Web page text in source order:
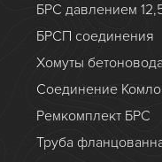
БРС давлением
БРСП соединения
Хомуты бетоновода
Соединение
Ремкомплект БРС
Труба